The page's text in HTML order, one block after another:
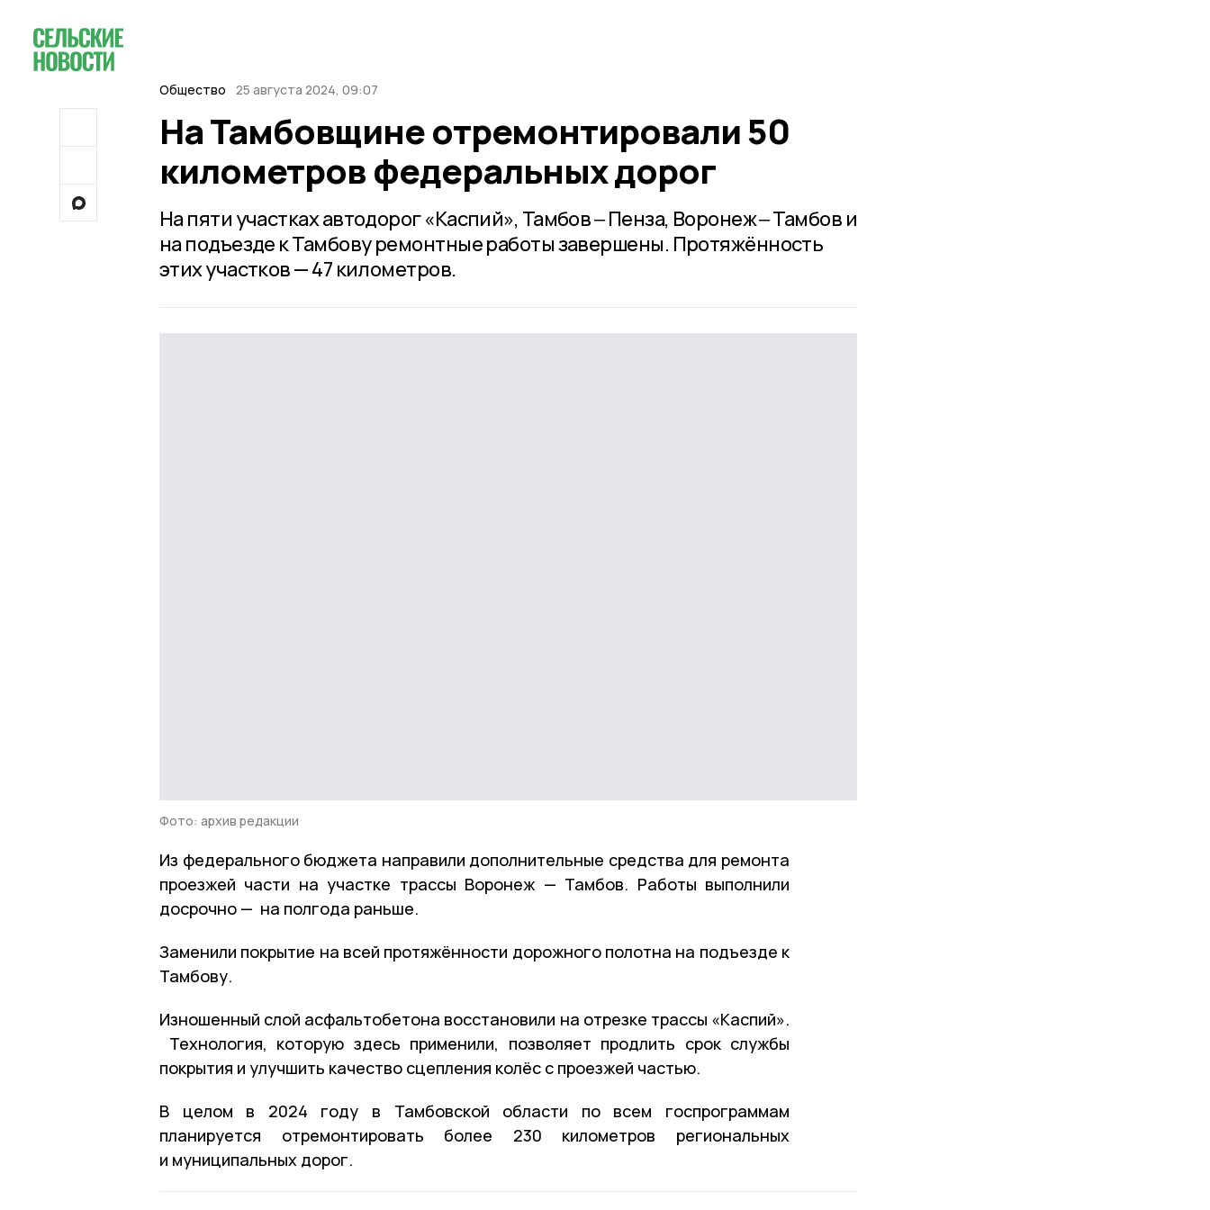
Общество 25 августа 2024, 09:07
На Тамбовщине отремонтировали 50
километров федеральных дорог
На пяти участках автодорог «Каспий», Тамбов ‒ Пенза, Воронеж ‒ Тамбов и
на подъезде к Тамбову ремонтные работы завершены. Протяжённость
этих участков — 47 километров.
Фото: архив редакции
Из федерального бюджета направили дополнительные средства для ремонта
проезжей части на участке трассы Воронеж — Тамбов. Работы выполнили
досрочно — на полгода раньше.
Заменили покрытие на всей протяжённости дорожного полотна на подъезде к
Тамбову.
Изношенный слой асфальтобетона восстановили на отрезке трассы «Каспий».
Технология, которую здесь применили, позволяет продлить срок службы
покрытия и улучшить качество сцепления колёс с проезжей частью.
В целом в 2024 году в Тамбовской области по всем госпрограммам
планируется отремонтировать более 230 километров региональных
и муниципальных дорог.